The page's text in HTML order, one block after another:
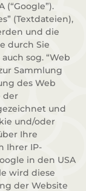
(“Google”).
(Textdateien),
und die
durch Sie
sog. “Web
Sammlung
des Web
der
und
und/oder
Ihre
Ihrer IP-
in den USA
wird diese
der Website